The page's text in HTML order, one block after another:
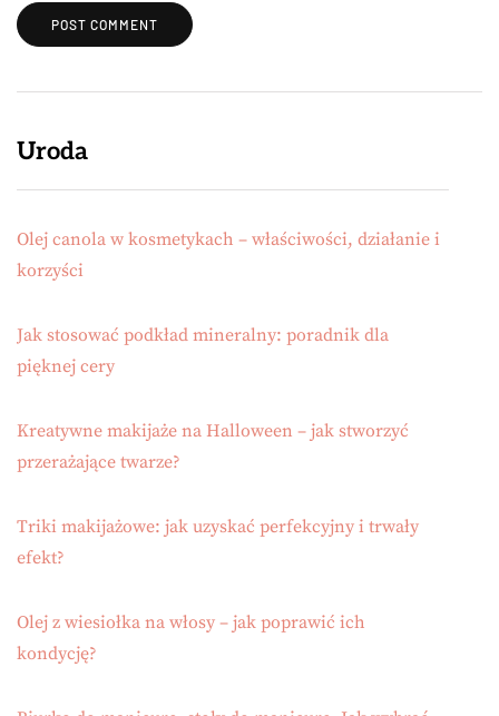
Uroda
Olej canola w kosmetykach – właściwości, działanie i
korzyści
Jak stosować podkład mineralny: poradnik dla
pięknej cery
Kreatywne makijaże na Halloween – jak stworzyć
przerażające twarze?
Triki makijażowe: jak uzyskać perfekcyjny i trwały
efekt?
Olej z wiesiołka na włosy – jak poprawić ich
kondycję?